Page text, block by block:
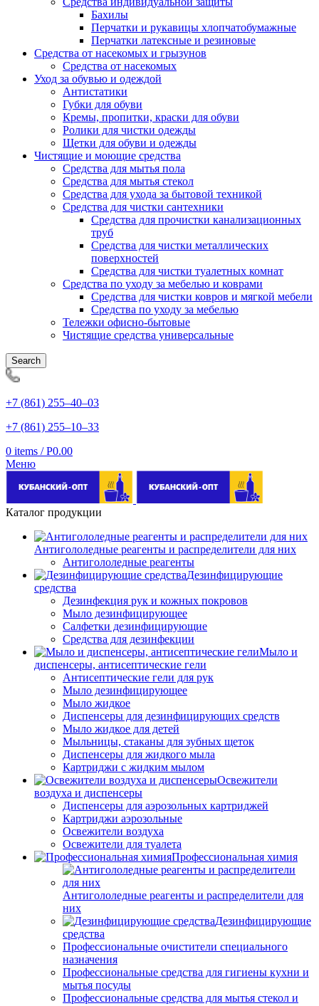
Бахилы
Перчатки и рукавицы хлопчатобумажные
Перчатки латексные и резиновые
Средства от насекомых и грызунов
Средства от насекомых
Уход за обувью и одеждой
Антистатики
Губки для обуви
Кремы, пропитки, краски для обуви
Ролики для чистки одежды
Щетки для обуви и одежды
Чистящие и моющие средства
Средства для мытья пола
Средства для мытья стекол
Средства для ухода за бытовой техникой
Средства для чистки сантехники
Средства для прочистки канализационных
труб
Средства для чистки металлических
поверхностей
Средства для чистки туалетных комнат
Средства по уходу за мебелью и коврами
Средства для чистки ковров и мягкой мебели
Средства по уходу за мебелью
Тележки офисно-бытовые
Чистящие средства универсальные
Search
+7 (861) 255‒40‒03
+7 (861) 255‒10‒33
0 items / Р0.00
Меню
Каталог продукции
Антигололедные реагенты и распределители для них
Антигололедные реагенты
Дезинфицирующие
средства
Дезинфекция рук и кожных покровов
Мыло дезинфицирующее
Салфетки дезинфицирующие
Средства для дезинфекции
Мыло и
диспенсеры, антисептические гели
Антисептические гели для рук
Мыло дезинфицирующее
Мыло жидкое
Диспенсеры для дезинфицирующих средств
Мыло жидкое для детей
Мыльницы, стаканы для зубных щеток
Диспенсеры для жидкого мыла
Картриджи с жидким мылом
Освежители
воздуха и диспенсеры
Диспенсеры для аэрозольных картриджей
Картриджи аэрозольные
Освежители воздуха
Освежители для туалета
Профессиональная химия
Антигололедные реагенты и распределители для
них
Дезинфицирующие
средства
Профессиональные очистители специального
назначения
Профессиональные средства для гигиены кухни и
мытья посуды
Профессиональные средства для мытья стекол и